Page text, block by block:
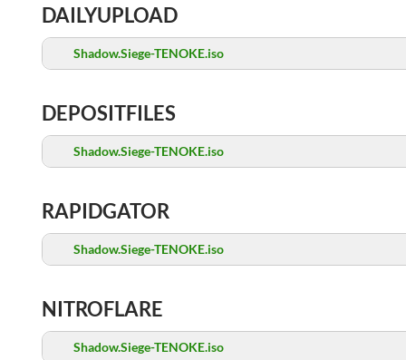
DAILYUPLOAD
Shadow.Siege-TENOKE.iso
DEPOSITFILES
Shadow.Siege-TENOKE.iso
RAPIDGATOR
Shadow.Siege-TENOKE.iso
NITROFLARE
Shadow.Siege-TENOKE.iso